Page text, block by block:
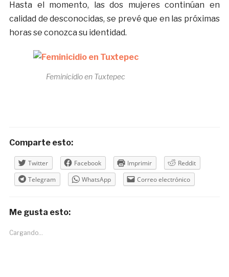
Hasta el momento, las dos mujeres continúan en
calidad de desconocidas, se prevé que en las próximas
horas se conozca su identidad.
Feminicidio en Tuxtepec
Comparte esto:
Twitter Facebook Imprimir
Reddit
Telegram
WhatsApp Correo electrónico
Me gusta esto:
Cargando...